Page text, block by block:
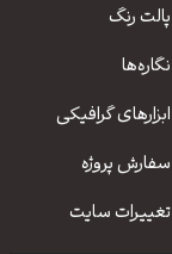
پالت رنگ
نگاره‌ها
ابزارهای گرافیکی
سفارش پروژه
تغییرات سایت